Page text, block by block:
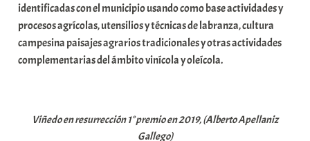
identificadas con el municipio usando como base actividades y
procesos agrícolas, utensilios y técnicas de labranza, cultura
campesina paisajes agrarios tradicionales y otras actividades
complementarias del ámbito vinícola y oleícola.
Viñedo en resurrección 1° premio en 2019, (Alberto Apellaniz
Gallego)